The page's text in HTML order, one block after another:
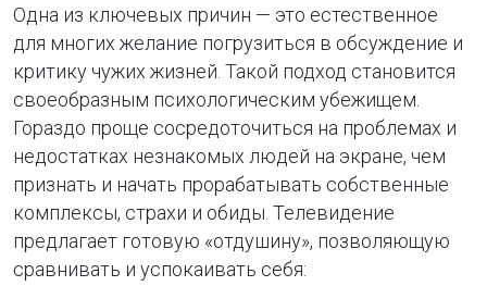
Одна из ключевых причин — это естественное
для многих желание погрузиться в обсуждение и
критику чужих жизней. Такой подход становится
своеобразным психологическим убежищем.
Гораздо проще сосредоточиться на проблемах и
недостатках незнакомых людей на экране, чем
признать и начать прорабатывать собственные
комплексы, страхи и обиды. Телевидение
предлагает готовую «отдушину», позволяющую
сравнивать и успокаивать себя: